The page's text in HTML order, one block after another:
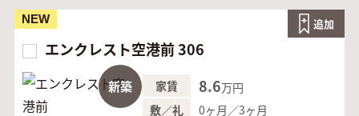
エンクレスト空港前 306
NEW
新築
追加
家賃 8.6万円
敷／礼
0ヶ月／3ヶ月